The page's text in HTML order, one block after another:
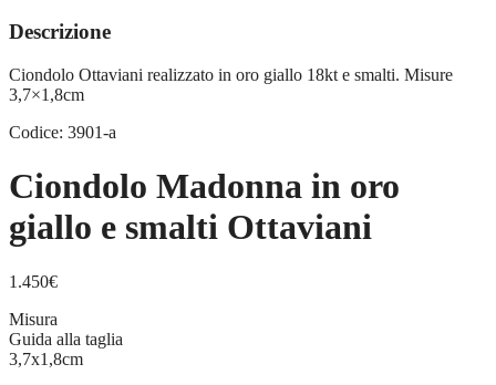
Descrizione
Ciondolo Ottaviani realizzato in oro giallo 18kt e smalti. Misure
3,7×1,8cm
Codice: 3901-a
Ciondolo Madonna in oro
giallo e smalti Ottaviani
1.450€
Misura
Guida alla taglia
3,7x1,8cm